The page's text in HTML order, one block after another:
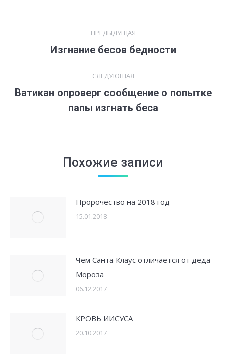
ПРЕДЫДУЩАЯ
Предыдущая
Изгнание бесов бедности
СЛЕДУЮЩАЯ
Следующая
запись:
Ватикан опроверг сообщение о попытке
папы изгнать беса
Похожие записи
Пророчество на 2018 год
15.01.2018
Чем Санта Клаус отличается от деда
Мороза
06.12.2017
КРОВЬ ИИСУСА
20.10.2017